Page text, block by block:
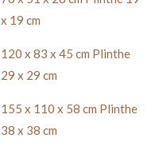
x 19 cm
120 x 83 x 45 cm Plinthe
29 x 29 cm
155 x 110 x 58 cm Plinthe
38 x 38 cm